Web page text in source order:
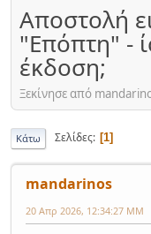
Αποστολή
"Επόπτη" -
έκδοση;
Ξεκίνησε από
Κάτω Σελίδες 1
mandarinos
20 Απρ 2026, 12:34:27 ΜΜ